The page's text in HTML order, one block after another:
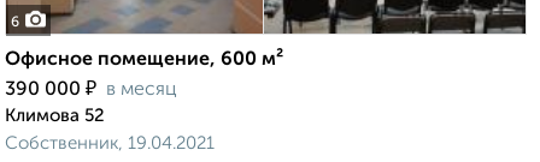
6
Офисное помещение, 600 м²
390 000 ₽ в месяц
Климова 52
Собственник, 19.04.2021